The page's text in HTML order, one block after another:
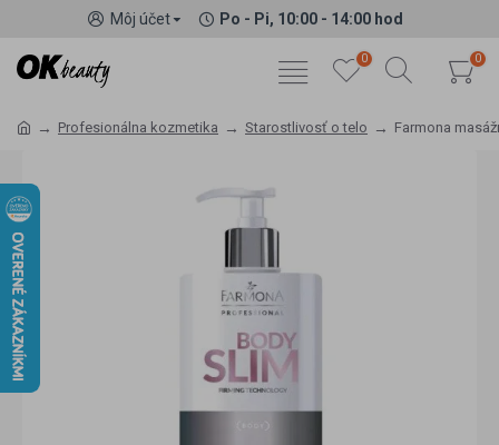
Môj účet Po - Pi, 10:00 - 14:00 hod
0 0
Profesionálna kozmetika Starostlivosť o telo Farmona